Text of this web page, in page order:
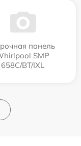
панель
SMP
658C/BT/IXL